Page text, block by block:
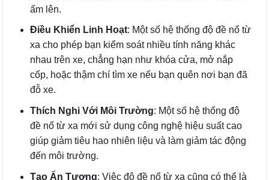
ấm lên.
Điều Khiển Linh Hoạt: Một số hệ thống độ đề nổ từ
xa cho phép bạn kiểm soát nhiều tính năng khác
nhau trên xe, chẳng hạn như khóa cửa, mở nắp
cốp, hoặc thậm chí tìm xe nếu bạn quên nơi bạn đã
đỗ xe.
Thích Nghi Với Môi Trường: Một số hệ thống độ
đề nổ từ xa mới sử dụng công nghệ hiệu suất cao
giúp giảm tiêu hao nhiên liệu và làm giảm tác động
đến môi trường.
Tạo Ấn Tượng: Việc độ đề nổ từ xa cũng có thể là